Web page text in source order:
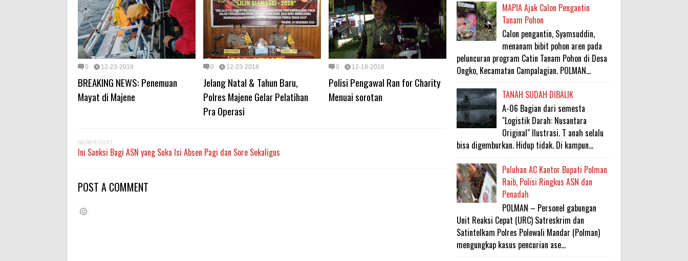
0 12-23-2018
BREAKING NEWS: Penemuan
Mayat di Majene
0 12-23-2018
Jelang Natal & Tahun Baru,
Polres Majene Gelar Pelatihan
Pra Operasi
0 12-18-2018
Polisi Pengawal Ran for Charity
Menuai sorotan
NEWER POST
Ini Sanksi Bagi ASN yang Suka Isi Absen Pagi dan Sore Sekaligus
POST A COMMENT
MAPIA Ajak Calon Pengantin
Tanam Pohon
Calon pengantin, Syamsuddin,
menanam bibit pohon aren pada
peluncuran program Catin Tanam Pohon di Desa
Ongko, Kecamatan Campalagian. POLMAN...
TANAH SUDAH DIBALIK
A-06 Bagian dari semesta
"Logistik Darah: Nusantara
Original" Ilustrasi. T anah selalu
bisa digemburkan. Hidup tidak. Di kampun...
Puluhan AC Kantor Bupati Polman
Raib, Polisi Ringkus ASN dan
Penadah
POLMAN – Personel gabungan
Unit Reaksi Cepat (URC) Satreskrim dan
Satintelkam Polres Polewali Mandar (Polman)
mengungkap kasus pencurian ase...